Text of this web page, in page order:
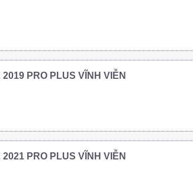
PRO PLUS VĨNH VIỄN
PRO PLUS VĨNH VIỄN